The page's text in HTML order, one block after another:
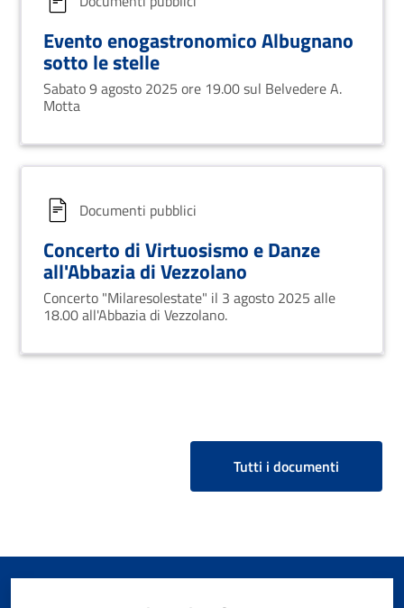
Evento enogastronomico Albugnano
sotto le stelle
Sabato 9 agosto 2025 ore 19.00 sul Belvedere A.
Motta
Documenti pubblici
Concerto di Virtuosismo e Danze
all'Abbazia di Vezzolano
Concerto "Milaresolestate" il 3 agosto 2025 alle
18.00 all'Abbazia di Vezzolano.
Tutti i documenti